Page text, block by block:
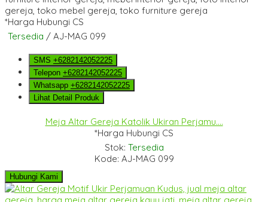
*Harga Hubungi CS
Tersedia / AJ-MAG 099
SMS +6282142052225
Telepon +6282142052225
Whatsapp +6282142052225
Lihat Detail Produk
Meja Altar Gereja Katolik Ukiran Perjamu....
*Harga Hubungi CS
Stok: Tersedia
Kode: AJ-MAG 099
Hubungi Kami